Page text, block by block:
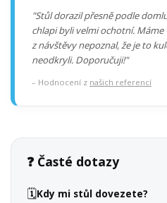
"Stůl dorazil přesně podle
chlapi byli velmi ochotní.
z návštěvy nepoznal, že je to
neodkryli. Doporučuji!"
– Hodnocení z našich referencí
❓ Časté dotazy
🗓️Kdy mi stůl dovezete?